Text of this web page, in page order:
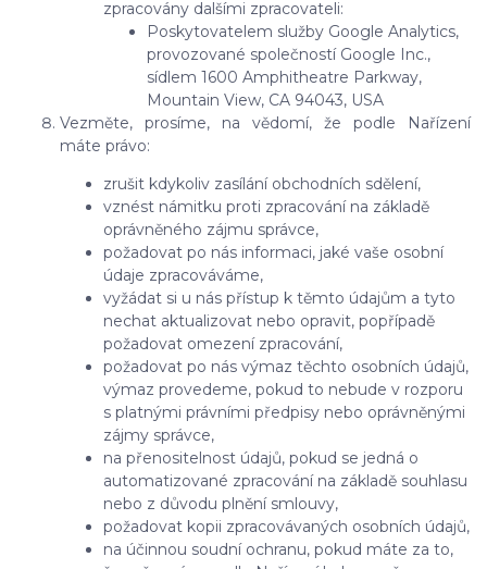
zpracovány dalšími zpracovateli:
Poskytovatelem služby Google Analytics,
provozované společností Google Inc.,
sídlem 1600 Amphitheatre Parkway,
Mountain View, CA 94043, USA
Vezměte, prosíme, na vědomí, že podle Nařízení
máte právo:
zrušit kdykoliv zasílání obchodních sdělení,
vznést námitku proti zpracování na základě
oprávněného zájmu správce,
požadovat po nás informaci, jaké vaše osobní
údaje zpracováváme,
vyžádat si u nás přístup k těmto údajům a tyto
nechat aktualizovat nebo opravit, popřípadě
požadovat omezení zpracování,
požadovat po nás výmaz těchto osobních údajů,
výmaz provedeme, pokud to nebude v rozporu
s platnými právními předpisy nebo oprávněnými
zájmy správce,
na přenositelnost údajů, pokud se jedná o
automatizované zpracování na základě souhlasu
nebo z důvodu plnění smlouvy,
požadovat kopii zpracovávaných osobních údajů,
na účinnou soudní ochranu, pokud máte za to,